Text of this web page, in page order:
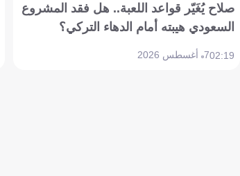
صلاح يُغَيّر قواعد اللعبة.. هل فقد المشروع
السعودي هيبته أمام الدهاء التركي؟
02:197 أغسطس 2026